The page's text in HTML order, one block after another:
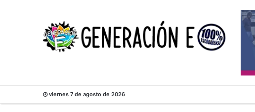
viernes 7 de agosto de 2026